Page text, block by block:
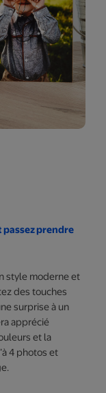
passez prendre
style moderne et
des touches
surprise à un
apprécié
et la
4 photos et